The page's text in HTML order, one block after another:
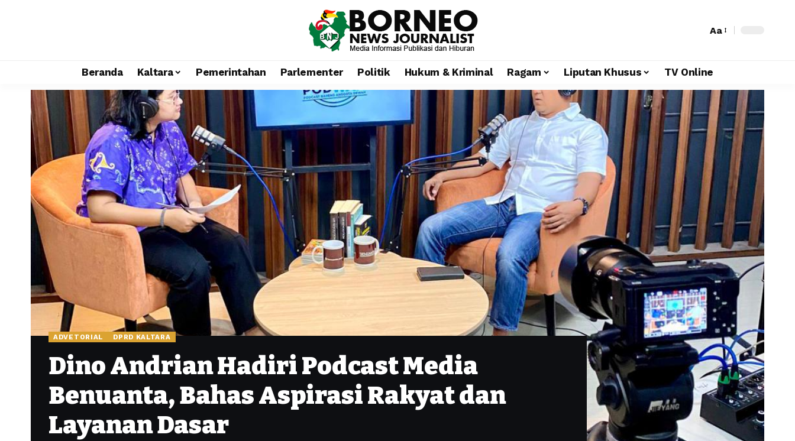
Aa
Beranda Kaltara Pemerintahan Parlementer Politik Hukum & Kriminal Ragam Liputan Khusus TV Online
ADVETORIAL DPRD KALTARA
Dino Andrian Hadiri Podcast Media
Benuanta, Bahas Aspirasi Rakyat dan
Layanan Dasar